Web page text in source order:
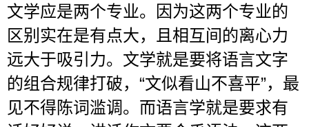
文学应是两个专业。因为这两个专业的
区别实在是有点大，且相互间的离心力
远大于吸引力。文学就是要将语言文字
的组合规律打破， “文似看山不喜平”，最
见不得陈词滥调。而语言学就是要求有